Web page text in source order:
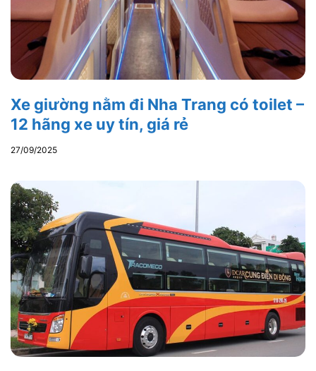
Xe giường nằm đi Nha Trang có toilet –
12 hãng xe uy tín, giá rẻ
27/09/2025